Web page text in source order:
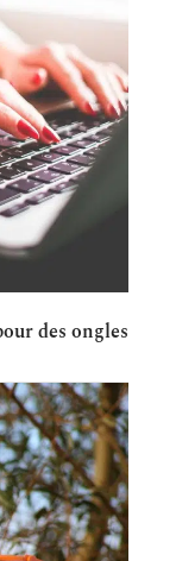
des ongles